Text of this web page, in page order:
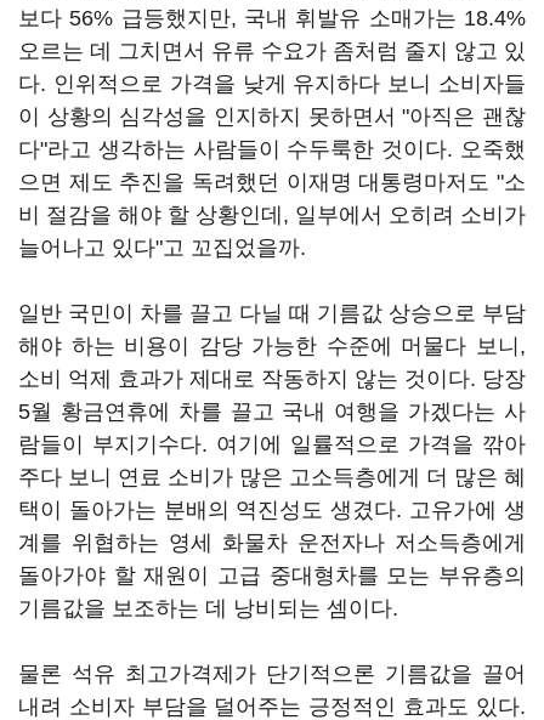
보다 56% 급등했지만, 국내 휘발유 소매가는 18.4%
오르는 데 그치면서 유류 수요가 좀처럼 줄지 않고 있
다. 인위적으로 가격을 낮게 유지하다 보니 소비자들
이 상황의 심각성을 인지하지 못하면서 "아직은 괜찮
다"라고 생각하는 사람들이 수두룩한 것이다. 오죽했
으면 제도 추진을 독려했던 이재명 대통령마저도 "소
비 절감을 해야 할 상황인데, 일부에서 오히려 소비가
늘어나고 있다"고 꼬집었을까.
일반 국민이 차를 끌고 다닐 때 기름값 상승으로 부담
해야 하는 비용이 감당 가능한 수준에 머물다 보니,
소비 억제 효과가 제대로 작동하지 않는 것이다. 당장
5월 황금연휴에 차를 끌고 국내 여행을 가겠다는 사
람들이 부지기수다. 여기에 일률적으로 가격을 깎아
주다 보니 연료 소비가 많은 고소득층에게 더 많은 혜
택이 돌아가는 분배의 역진성도 생겼다. 고유가에 생
계를 위협하는 영세 화물차 운전자나 저소득층에게
돌아가야 할 재원이 고급 중대형차를 모는 부유층의
기름값을 보조하는 데 낭비되는 셈이다.
물론 석유 최고가격제가 단기적으론 기름값을 끌어
내려 소비자 부담을 덜어주는 긍정적인 효과도 있다.